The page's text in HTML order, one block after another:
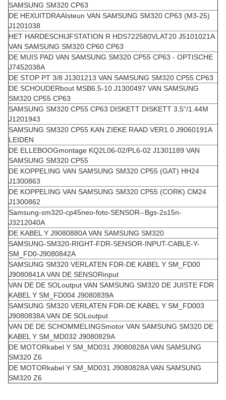
SAMSUNG SM320 CP63
DE HEXUITDRAAIsteun VAN SAMSUNG SM320 CP63 (M3-25)
J1201038
HET HARDESCHIJFSTATION R HDS722580VLAT20 J5101021A
VAN SAMSUNG SM320 CP60 CP63
DE MUIS PAD VAN SAMSUNG SM320 CP55 CP63 - OPTISCHE
J7452038A
DE STOP PT 3/8 J1301213 VAN SAMSUNG SM320 CP55 CP63
DE SCHOUDERbout MSB6.5-10 J1300497 VAN SAMSUNG
SM320 CP55 CP63
SAMSUNG SM320 CP55 CP63 DISKETT DISKETT 3,5“/1.44M
J1201943
SAMSUNG SM320 CP55 KAN ZIEKE RAAD VER1.0 J9060191A
LEIDEN
DE ELLEBOOGmontage KQ2L06-02/PL6-02 J1301189 VAN
SAMSUNG SM320 CP55
DE KOPPELING VAN SAMSUNG SM320 CP55 (GAT) HH24
J1300863
DE KOPPELING VAN SAMSUNG SM320 CP55 (CORK) CM24
J1300862
Samsung-sm320-cp45neo-foto-SENSOR--Bgs-2s15n-
J3212040A
DE KABEL Y J9080880A VAN SAMSUNG SM320
SAMSUNG-SM320-RIGHT-FDR-SENSOR-INPUT-CABLE-Y-
SM_FD0-J9080842A
SAMSUNG SM320 VERLATEN FDR-DE KABEL Y SM_FD00
J9080841A VAN DE SENSORinput
VAN DE DE SOLoutput VAN SAMSUNG SM320 DE JUISTE FDR
KABEL Y SM_FD004 J9080839A
SAMSUNG SM320 VERLATEN FDR-DE KABEL Y SM_FD003
J9080838A VAN DE SOLoutput
VAN DE DE SCHOMMELINGSmotor VAN SAMSUNG SM320 DE
KABEL Y SM_MD032 J9080829A
DE MOTORkabel Y SM_MD031 J9080828A VAN SAMSUNG
SM320 Z6
DE MOTORkabel Y SM_MD031 J9080828A VAN SAMSUNG
SM320 Z6